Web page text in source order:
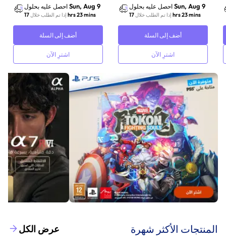
احصل عليه بحلول Sun, Aug 9
إذا تم الطلب خلال 17 hrs 23 mins
أضف إلى السلة
اشترِ الآن
احصل عليه بحلول Sun, Aug 9
إذا تم الطلب خلال 17 hrs 23 mins
أضف إلى السلة
اشترِ الآن
‫المنتجات الأكثر شهرة‬ عرض الكل